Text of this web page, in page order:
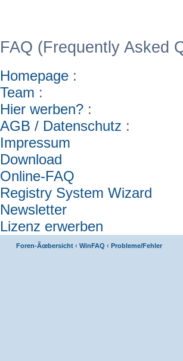
FAQ (Frequently Asked
Homepage :
Team :
Hier werben? :
AGB / Datenschutz :
Impressum
Download
Online-FAQ
Registry System Wizard
Newsletter
Lizenz erwerben
Foren-Ãœbersicht ‹ WinFAQ ‹ Probleme/Fehler